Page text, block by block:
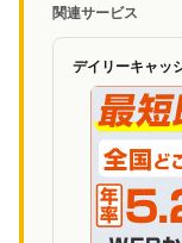
関連サービス
デイリーキャッ